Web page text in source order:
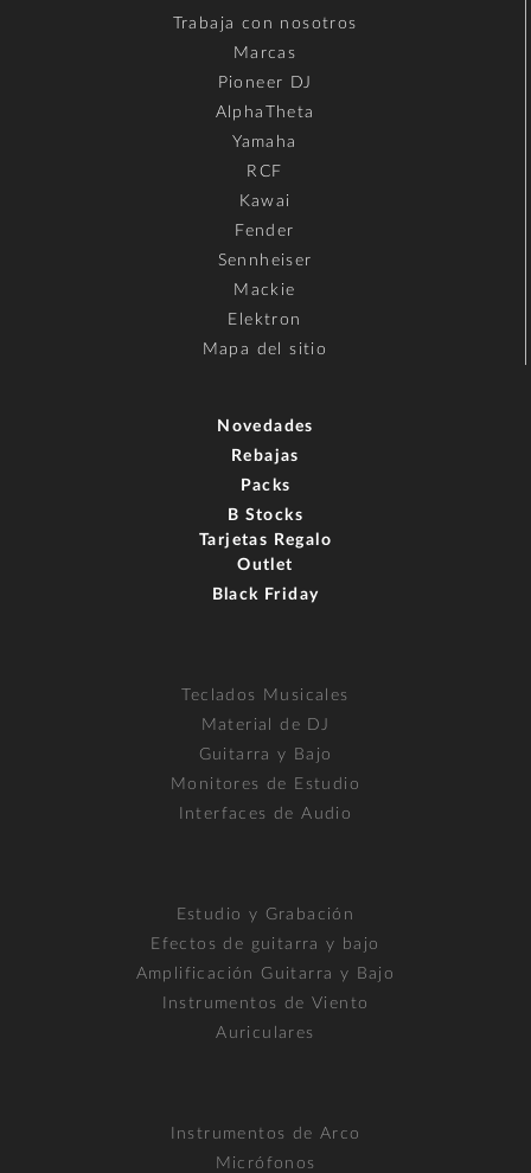
Trabaja con nosotros
Marcas
Pioneer DJ
AlphaTheta
Yamaha
RCF
Kawai
Fender
Sennheiser
Mackie
Elektron
Mapa del sitio
Novedades
Rebajas
Packs
B Stocks
Tarjetas Regalo
Outlet
Black Friday
Teclados Musicales
Material de DJ
Guitarra y Bajo
Monitores de Estudio
Interfaces de Audio
Estudio y Grabación
Efectos de guitarra y bajo
Amplificación Guitarra y Bajo
Instrumentos de Viento
Auriculares
Instrumentos de Arco
Micrófonos